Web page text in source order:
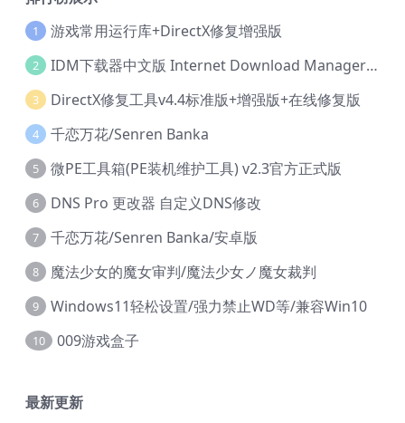
1 游戏常用运行库+DirectX修复增强版
2 IDM下载器中文版 Internet Download Manager v6.42.36 IDM
3 DirectX修复工具v4.4标准版+增强版+在线修复版
4 千恋万花/Senren Banka
5 微PE工具箱(PE装机维护工具) v2.3官方正式版
6 DNS Pro 更改器 自定义DNS修改
7 千恋万花/Senren Banka/安卓版
8 魔法少女的魔女审判/魔法少女ノ魔女裁判
9 Windows11轻松设置/强力禁止WD等/兼容Win10
10 009游戏盒子
最新更新